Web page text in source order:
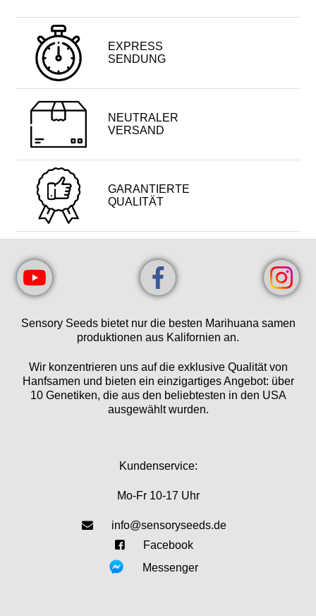
EXPRESS
SENDUNG
NEUTRALER
VERSAND
GARANTIERTE
QUALITÄT
Sensory Seeds bietet nur die besten Marihuana samen
produktionen aus Kalifornien an.
Wir konzentrieren uns auf die exklusive Qualität von
Hanfsamen und bieten ein einzigartiges Angebot: über
10 Genetiken, die aus den beliebtesten in den USA
ausgewählt wurden.
Kundenservice:
Mo-Fr 10-17 Uhr
info@sensoryseeds.de
Facebook
Messenger